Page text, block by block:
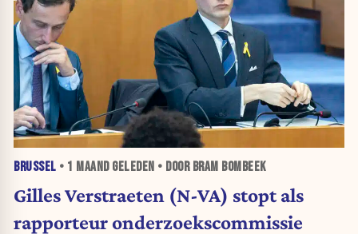
BRUSSEL • 1 MAANDGELEDEN • DOOR BRAM BOMBEEK
Gilles Verstraeten (N-VA) stopt als
rapporteur onderzoekscommissie